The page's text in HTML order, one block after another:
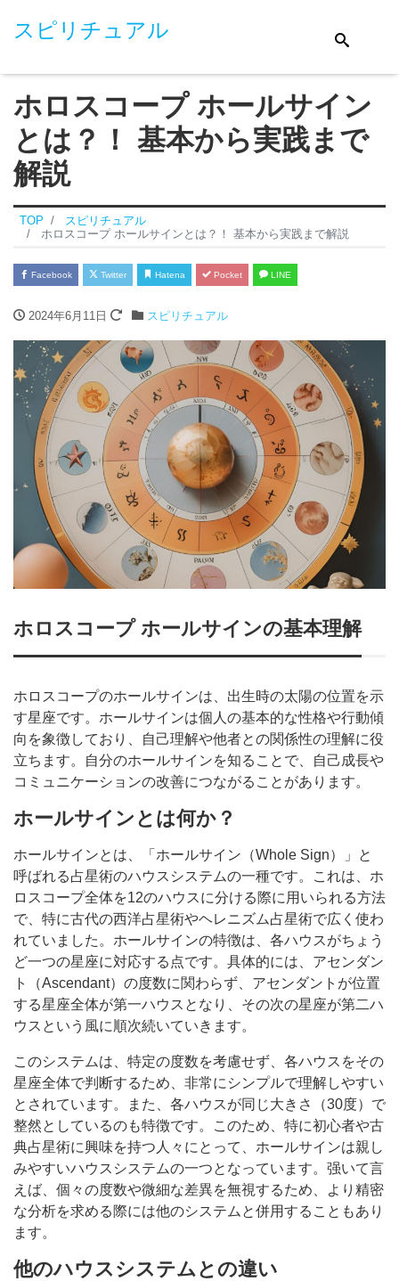
スピリチュアル
ホロスコープ ホールサイン
とは？！ 基本から実践まで
解説
TOP
スピリチュアル
ホロスコープ ホールサインとは？！ 基本から実践まで解説
Facebook Twitter Hatena Pocket LINE
2024年6月11日 スピリチュアル
ホロスコープ ホールサインの基本理解
ホロスコープのホールサインは、出生時の太陽の位置を示
す星座です。ホールサインは個人の基本的な性格や行動傾
向を象徴しており、自己理解や他者との関係性の理解に役
立ちます。自分のホールサインを知ることで、自己成長や
コミュニケーションの改善につながることがあります。
ホールサインとは何か？
ホールサインとは、「ホールサイン（Whole Sign）」と
呼ばれる占星術のハウスシステムの一種です。これは、ホ
ロスコープ全体を12のハウスに分ける際に用いられる方法
で、特に古代の西洋占星術やヘレニズム占星術で広く使わ
れていました。ホールサインの特徴は、各ハウスがちょう
ど一つの星座に対応する点です。具体的には、アセンダン
ト（Ascendant）の度数に関わらず、アセンダントが位置
する星座全体が第一ハウスとなり、その次の星座が第二ハ
ウスという風に順次続いていきます。
このシステムは、特定の度数を考慮せず、各ハウスをその
星座全体で判断するため、非常にシンプルで理解しやすい
とされています。また、各ハウスが同じ大きさ（30度）で
整然としているのも特徴です。このため、特に初心者や古
典占星術に興味を持つ人々にとって、ホールサインは親し
みやすいハウスシステムの一つとなっています。强いて言
えば、個々の度数や微細な差異を無視するため、より精密
な分析を求める際には他のシステムと併用することもあり
ます。
他のハウスシステムとの違い